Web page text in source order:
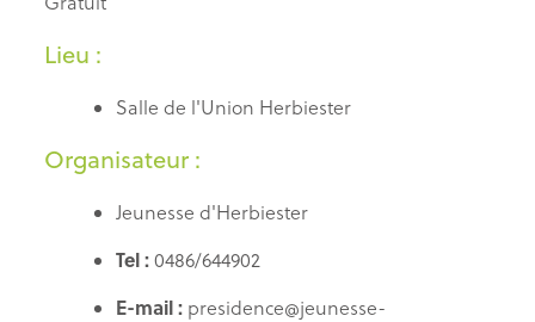
Lieu :
Salle de l'Union Herbiester
Organisateur :
Jeunesse d'Herbiester
Tel :0486/644902
E-mail : presidence@jeunesse-